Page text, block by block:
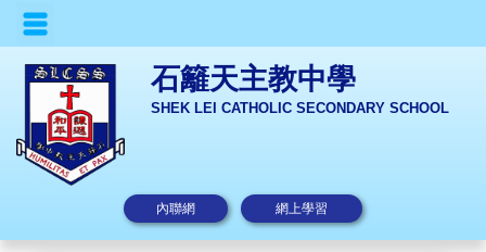
石籬天主教中學
SHEK LEI CATHOLIC SECONDARY SCHOOL
內聯網 網上學習